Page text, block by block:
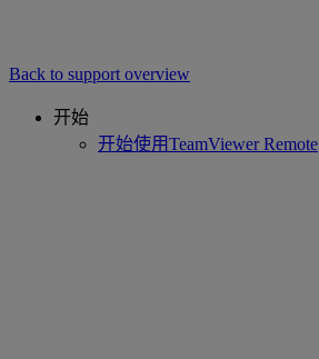
Back to support overview
开始
开始使用TeamViewer Remote